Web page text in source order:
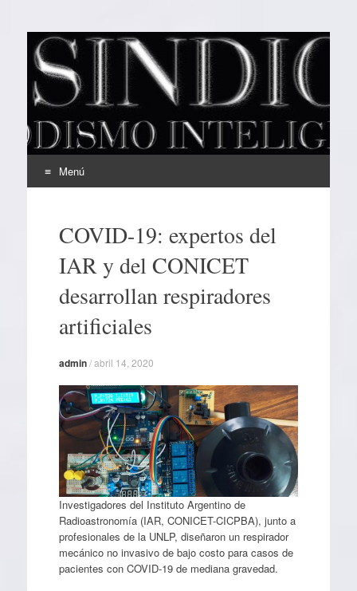
EL SINDICAL
Periodismo Inteligente
Menú
contenidoCOVID-19: expertos del
IAR y del CONICET
desarrollan respiradores
artificiales
admin/abril 14, 2020
Investigadores del Instituto Argentino de
Radioastronomía (IAR, CONICET-CICPBA), junto a
profesionales de la UNLP, diseñaron un respirador
mecánico no invasivo de bajo costo para casos de
pacientes con COVID-19 de mediana gravedad.